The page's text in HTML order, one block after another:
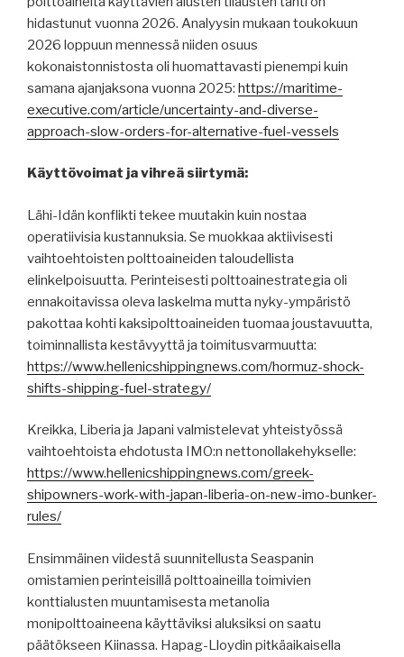
hidastunut vuonna 2026. Analyysin mukaan toukokuun
2026 loppuun mennessä niiden osuus
kokonaistonnistosta oli huomattavasti pienempi kuin
samana ajanjaksona vuonna 2025: https://maritime-
executive.com/article/uncertainty-and-diverse-
approach-slow-orders-for-alternative-fuel-vessels
Käyttövoimat ja vihreä siirtymä:
Lähi-Idän konflikti tekee muutakin kuin nostaa
operatiivisia kustannuksia. Se muokkaa aktiivisesti
vaihtoehtoisten polttoaineiden taloudellista
elinkelpoisuutta. Perinteisesti polttoainestrategia oli
ennakoitavissa oleva laskelma mutta nyky-ympäristö
pakottaa kohti kaksipolttoaineiden tuomaa joustavuutta,
toiminnallista kestävyyttä ja toimitusvarmuutta:
https://www.hellenicshippingnews.com/hormuz-shock-
shifts-shipping-fuel-strategy/
Kreikka, Liberia ja Japani valmistelevat yhteistyössä
vaihtoehtoista ehdotusta IMO:n nettonollakehykselle:
https://www.hellenicshippingnews.com/greek-
shipowners-work-with-japan-liberia-on-new-imo-bunker-
rules/
Ensimmäinen viidestä suunnitellusta Seaspanin
omistamien perinteisillä polttoaineilla toimivien
konttialusten muuntamisesta metanolia
monipolttoaineena käyttäviksi aluksiksi on saatu
päätökseen Kiinassa. Hapag-Lloydin pitkäaikaisella